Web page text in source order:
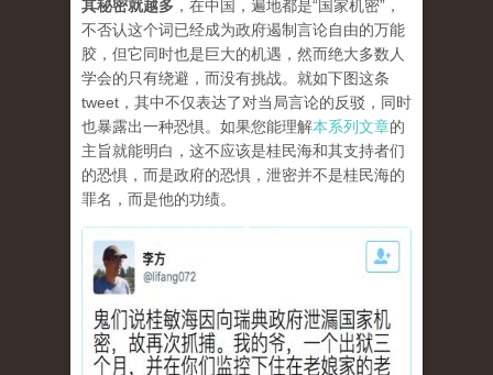
其秘密就越多 ，在中国，遍地都是“国家机密”，
不否认这个词已经成为政府遏制言论自由的万能
胶，但它同时也是巨大的机遇，然而绝大多数人
学会的只有绕避，而没有挑战。就如下图这条
tweet，其中不仅表达了对当局言论的反驳，同时
也暴露出一种恐惧。如果您能理解本系列文章的
主旨就能明白，这不应该是桂民海和其支持者们
的恐惧，而是政府的恐惧，泄密并不是桂民海的
罪名，而是他的功绩。